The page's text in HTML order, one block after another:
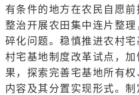
有条件的地方在农民自愿
整治开展农田集中连片整
碎化问题。稳慎推进农村
村宅基地制度改革试点，
果，探索完善宅基地所有
内容及其分置实现形式。